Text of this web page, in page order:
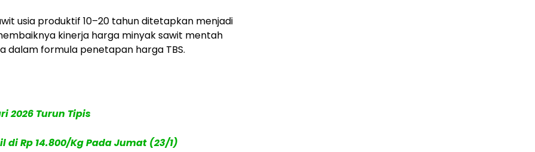
usia produktif 10–20 tahun ditetapkan menjadi
kinerja harga minyak sawit mentah
dalam formula penetapan harga TBS.
2026 Turun Tipis
di Rp 14.800/Kg Pada Jumat (23/1)